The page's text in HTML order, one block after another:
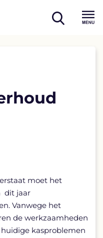
open
moet het
dit jaar
Vanwege het
de werkzaamheden
kasproblemen